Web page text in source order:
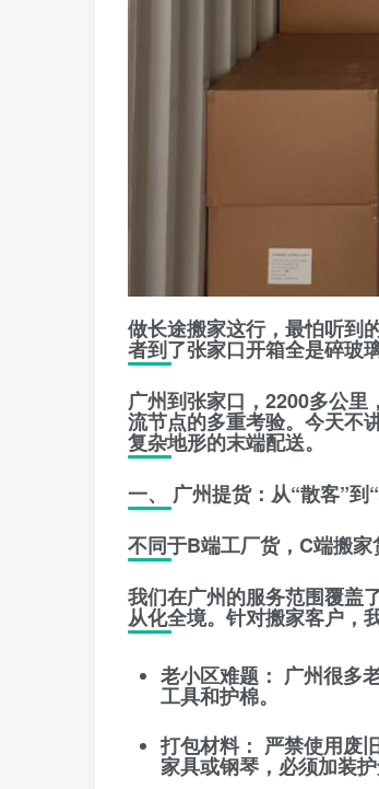
做长途搬家这行，最怕听到
者到了张家口开箱全是碎玻
广州到张家口，2200多公里
流节点的多重考验。今天不
复杂地形的末端配送。
一、 广州提货：从“散客”到
不同于B端工厂货，C端搬家
我们在广州的服务范围覆盖
从化全境。针对搬家客户，
老小区难题： 广州很多
工具和护棉。
打包材料： 严禁使用废
家具或钢琴，必须加装